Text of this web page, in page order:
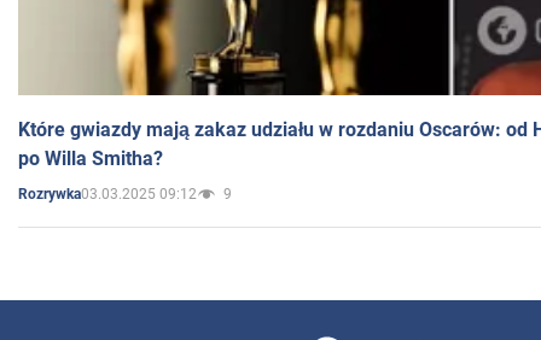
Które gwiazdy mają zakaz udziału w rozdaniu Oscarów: od
po Willa Smitha?
Rozrywka03.03.2025 09:12 9